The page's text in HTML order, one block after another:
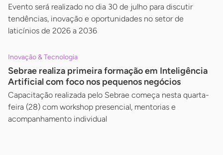
Evento será realizado no dia 30 de julho para discutir
tendências, inovação e oportunidades no setor de
laticínios de 2026 a 2036
Inovação & Tecnologia
Sebrae realiza primeira formação em Inteligência
Artificial com foco nos pequenos negócios
Capacitação realizada pelo Sebrae começa nesta quarta-
feira (28) com workshop presencial, mentorias e
acompanhamento individual